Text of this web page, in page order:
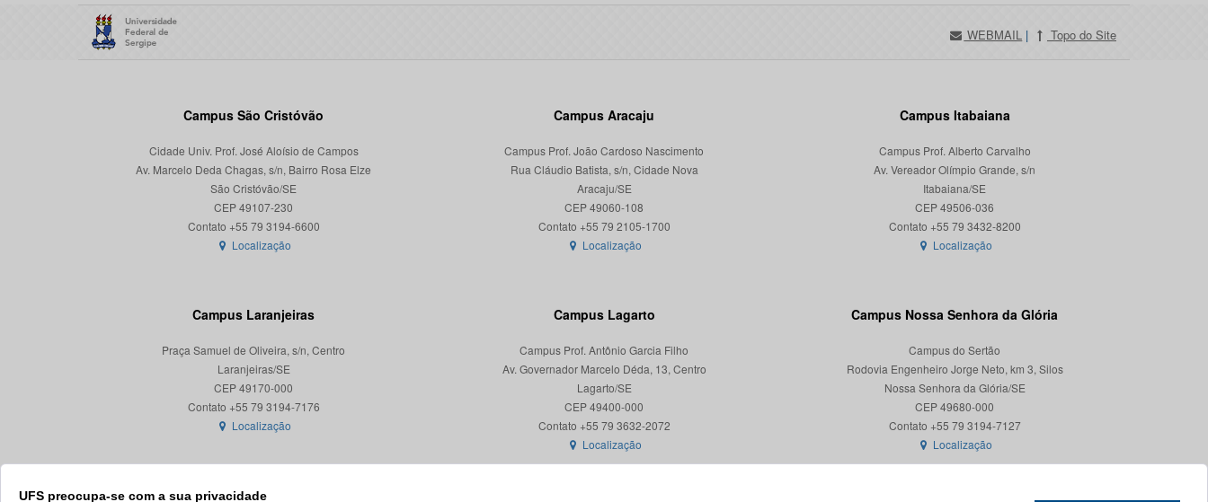
UFS preocupa-se com a sua privacidade
WEBMAIL | Topo do Site
Campus São Cristóvão
Cidade Univ. Prof. José Aloísio de Campos
Av. Marcelo Deda Chagas, s/n, Bairro Rosa Elze
São Cristóvão/SE
CEP 49107-230
Localização
Campus Aracaju
Campus Prof. João Cardoso Nascimento
Rua Cláudio Batista, s/n, Cidade Nova
Aracaju/SE
CEP 49060-108
Localização
Campus Itabaiana
Campus Prof. Alberto Carvalho
Av. Vereador Olímpio Grande, s/n
Itabaiana/SE
CEP 49506-036
Localização
Campus Laranjeiras
Praça Samuel de Oliveira, s/n, Centro
Laranjeiras/SE
CEP 49170-000
Localização
Campus Lagarto
Campus Prof. Antônio Garcia Filho
Av. Governador Marcelo Déda, 13, Centro
Lagarto/SE
CEP 49400-000
Localização
Campus Nossa Senhora da Glória
Campus do Sertão
Rodovia Engenheiro Jorge Neto, km 3, Silos
Nossa Senhora da Glória/SE
CEP 49680-000
Contato +55 79 3194-7127
Localização